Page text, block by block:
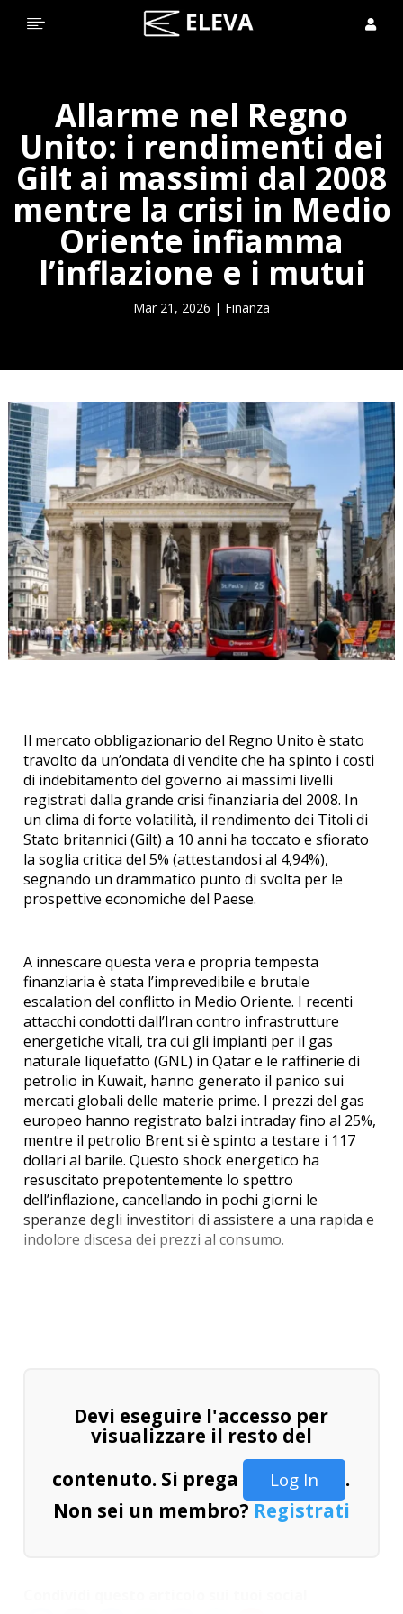
 
Allarme nel Regno
Unito: i rendimenti dei
Gilt ai massimi dal 2008
mentre la crisi in Medio
Oriente infiamma
l’inflazione e i mutui
Mar 21, 2026 | Finanza
Il mercato obbligazionario del Regno Unito è stato
travolto da un’ondata di vendite che ha spinto i costi
di indebitamento del governo ai massimi livelli
registrati dalla grande crisi finanziaria del 2008. In
un clima di forte volatilità, il rendimento dei Titoli di
Stato britannici (Gilt) a 10 anni ha toccato e sfiorato
la soglia critica del 5% (attestandosi al 4,94%),
segnando un drammatico punto di svolta per le
prospettive economiche del Paese.
A innescare questa vera e propria tempesta
finanziaria è stata l’imprevedibile e brutale
escalation del conflitto in Medio Oriente. I recenti
attacchi condotti dall’Iran contro infrastrutture
energetiche vitali, tra cui gli impianti per il gas
naturale liquefatto (GNL) in Qatar e le raffinerie di
petrolio in Kuwait, hanno generato il panico sui
mercati globali delle materie prime. I prezzi del gas
europeo hanno registrato balzi intraday fino al 25%,
mentre il petrolio Brent si è spinto a testare i 117
dollari al barile. Questo shock energetico ha
resuscitato prepotentemente lo spettro
dell’inflazione, cancellando in pochi giorni le
speranze degli investitori di assistere a una rapida e
indolore discesa dei prezzi al consumo.
Devi eseguire l'accesso per
visualizzare il resto del
contenuto. Si prega
Log In
.
Non sei un membro? Registrati